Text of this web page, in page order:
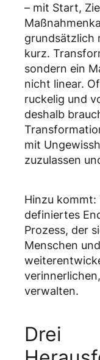
– mit Start,
grundsätzlich
kurz.
sondern ein
nicht linear.
ruckelig und
deshalb
mit
zuzulassen
Hinzu
definiertes
Prozess, der
Menschen
verwalten.
Drei